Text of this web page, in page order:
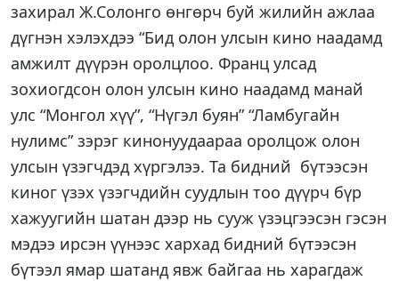
захирал Ж.Солонго өнгөрч буй жилийн ажлаа
дүгнэн хэлэхдээ “Бид олон улсын кино наадамд
амжилт дүүрэн оролцлоо. Франц улсад
зохиогдсон олон улсын кино наадамд манай
улс “Монгол хүү”, “Нүгэл буян” “Ламбугайн
нулимс” зэрэг кинонуудаараа оролцож олон
улсын үзэгчдэд хүргэлээ. Та бидний бүтээсэн
киног үзэх үзэгчдийн суудлын тоо дүүрч бүр
хажуугийн шатан дээр нь сууж үзэцгээсэн гэсэн
мэдээ ирсэн үүнээс хархад бидний бүтээсэн
бүтээл ямар шатанд явж байгаа нь харагдаж